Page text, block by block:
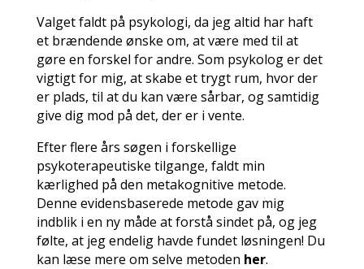
Valget faldt på psykologi, da jeg altid har haft
et brændende ønske om, at være med til at
gøre en forskel for andre. Som psykolog er det
vigtigt for mig, at skabe et trygt rum, hvor der
er plads, til at du kan være sårbar, og samtidig
give dig mod på det, der er i vente.
Efter flere års søgen i forskellige
psykoterapeutiske tilgange, faldt min
kærlighed på den metakognitive metode.
Denne evidensbaserede metode gav mig
indblik i en ny måde at forstå sindet på, og jeg
følte, at jeg endelig havde fundet løsningen! Du
kan læse mere om selve metoden her.